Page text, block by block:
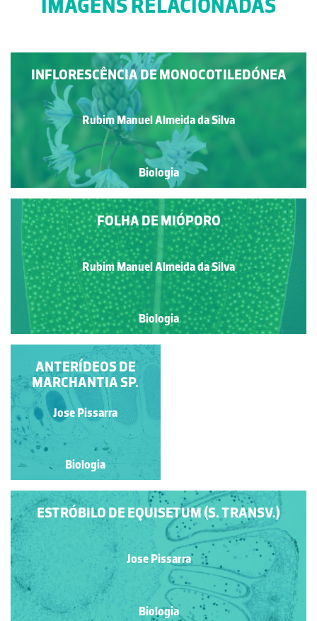
INFLORESCÊNCIA DE MONOCOTILEDÓNEA
Rubim Manuel Almeida da Silva
Biologia
FOLHA DE MIÓPORO
Rubim Manuel Almeida da Silva
Biologia
ESTRÓBILO DE
EQUISETUM (S. LONG.)
Jose Pissarra
Biologia
ESTRÓBILO DE EQUISETUM (S. TRANSV.)
Jose Pissarra
Biologia
ANTERÍDEOS DE
MARCHANTIA SP.
Jose Pissarra
Biologia